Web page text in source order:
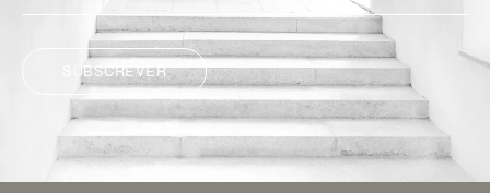
SUBSCREVER